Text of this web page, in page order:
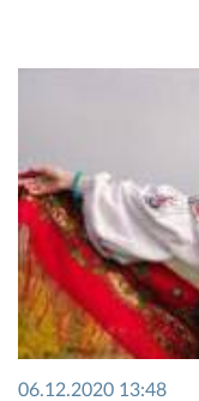
06.12.2020 13:48